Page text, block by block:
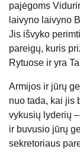
pajėgoms
laivyno laivyno
Jis išvyko
pareigų, kuris
Rytuose ir yra
Armijos ir jūrų
nuo tada, kai jis
vykusių lyderių
ir buvusio jūrų
sekretoriaus